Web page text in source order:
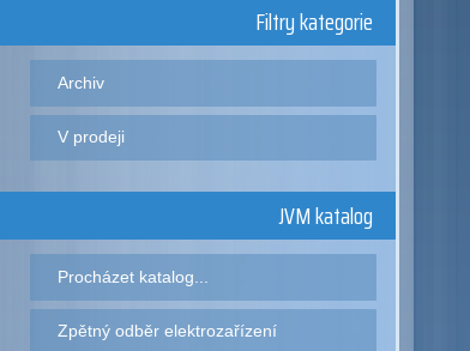
Filtry kategorie
Archiv
V prodeji
JVM katalog
Procházet katalog...
Zpětný odběr elektrozařízení